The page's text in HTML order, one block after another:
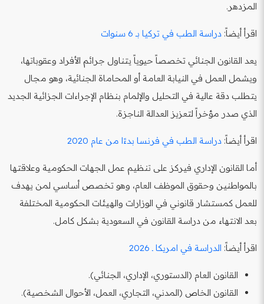
المزدهر.
اقرأ أيضاً: دراسة الطب في تركيا بـ 6 سنوات
يعد القانون الجنائي تخصصاً حيوياً يتناول جرائم الأفراد وعقوباتها،
ويشمل العمل في النيابة العامة أو المحاماة الجنائية، وهو مجال
يتطلب دقة عالية في التحليل والإلمام بنظام الإجراءات الجزائية الجديد
الذي صدر مؤخراً لتعزيز العدالة الناجزة.
اقرأ أيضاً: دراسة الطب في فرنسا بدءًا من عام 2020
أما القانون الإداري فيركز على تنظيم عمل الجهات الحكومية وعلاقتها
بالمواطنين وحقوق الموظف العام، وهو تخصص أساسي لمن يهدف
للعمل كمستشار قانوني في الوزارات والهيئات الحكومية المختلفة
بعد الانتهاء من دراسة القانون في السعودية بشكل كامل.
اقرأ أيضاً: الدراسة في امريكا ـ 2026
القانون العام (الدستوري، الإداري، الجنائي).
القانون الخاص (المدني، التجاري، العمل، الأحوال الشخصية).